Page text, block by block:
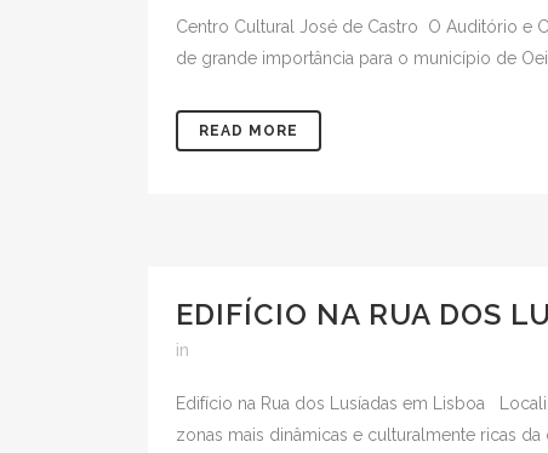
Centro Cultural José de Castro O Auditório e
de grande importância para o município de
READ MORE
EDIFÍCIO NA RUA DOS
in
Edifício na Rua dos Lusíadas em Lisboa
zonas mais dinâmicas e culturalmente ricas